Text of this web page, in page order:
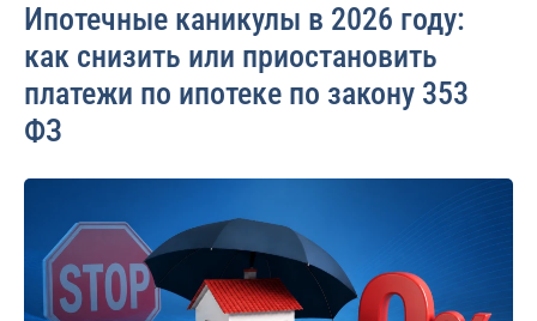
Ипотечные каникулы в 2026 году:
как снизить или приостановить
платежи по ипотеке по закону 353
ФЗ